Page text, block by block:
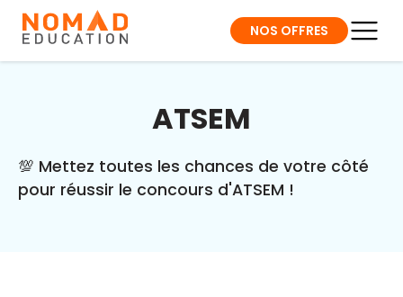
NOS OFFRES
ATSEM
💯 Mettez toutes les chances de votre côté
pour réussir le concours d'ATSEM !